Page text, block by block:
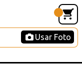
Usar Foto